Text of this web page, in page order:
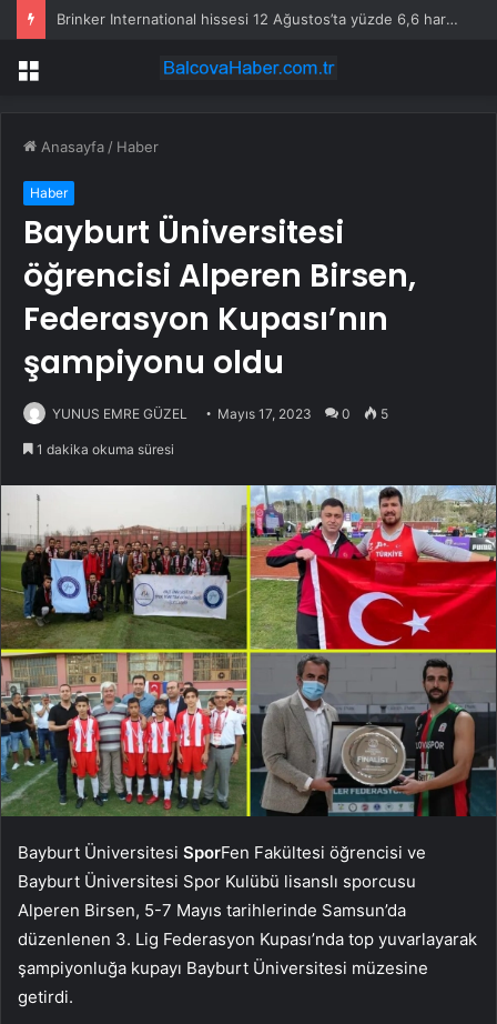
Brinker International hissesi 12 Ağustos’ta yüzde 6,6 hareket edebilir
Menü
Anasayfa / Haber
Haber
Bayburt Üniversitesi
öğrencisi Alperen Birsen,
Federasyon Kupası’nın
şampiyonu oldu
YUNUS EMRE GÜZEL Mayıs 17, 2023 0 5
1 dakika okuma süresi
Bayburt Üniversitesi SporFen Fakültesi öğrencisi ve
Bayburt Üniversitesi Spor Kulübü lisanslı sporcusu
Alperen Birsen, 5-7 Mayıs tarihlerinde Samsun’da
düzenlenen 3. Lig Federasyon Kupası’nda top yuvarlayarak
şampiyonluğa kupayı Bayburt Üniversitesi müzesine
getirdi.